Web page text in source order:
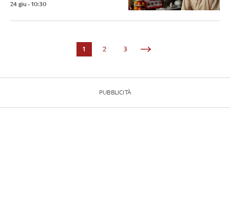
24 giu - 10:30
1 2 3
PUBBLICITÀ